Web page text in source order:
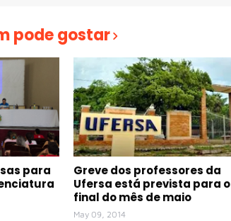
pode gostar
para
Greve dos professores da
Ufersa está prevista para o
final do mês de maio
May 09, 2014